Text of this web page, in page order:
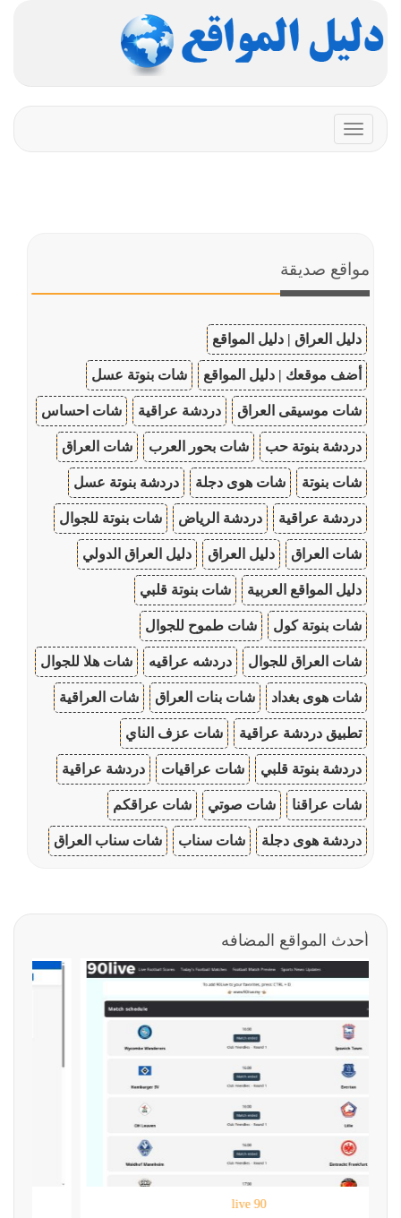
Toggle
navigation
مواقع صديقة
دليل العراق | دليل المواقع
أضف موقعك | دليل المواقع شات بنوتة عسل
شات موسيقى العراق دردشة عراقية شات احساس
دردشة بنوتة حب شات بحور العرب شات العراق
شات بنوتة شات هوى دجلة دردشة بنوتة عسل
دردشة عراقية دردشة الرياض شات بنوتة للجوال
شات العراق دليل العراق دليل العراق الدولي
دليل المواقع العربية شات بنوتة قلبي
شات بنوتة كول شات طموح للجوال
شات العراق للجوال دردشه عراقيه شات هلا للجوال
شات هوى بغداد شات بنات العراق شات العراقية
تطبيق دردشة عراقية شات عزف الناي
دردشة بنوتة قلبي شات عراقيات دردشة عراقية
شات عراقنا شات صوتي شات عراقكم
دردشة هوى دجلة شات سناب شات سناب العراق
أحدث المواقع المضافه